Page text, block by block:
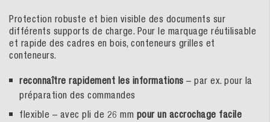
Protection robuste et bien visible des documents sur
différents supports de charge. Pour le marquage réutilisable
et rapide des cadres en bois, conteneurs grilles et
conteneurs.
reconnaître rapidement les informations – par ex. pour la
préparation des commandes
flexible – avec pli de 26 mm pour un accrochage facile